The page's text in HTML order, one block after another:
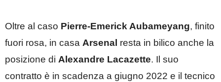
Oltre al caso Pierre-Emerick Aubameyang, finito
fuori rosa, in casa Arsenal resta in bilico anche la
posizione di Alexandre Lacazette. Il suo
contratto è in scadenza a giugno 2022 e il tecnico